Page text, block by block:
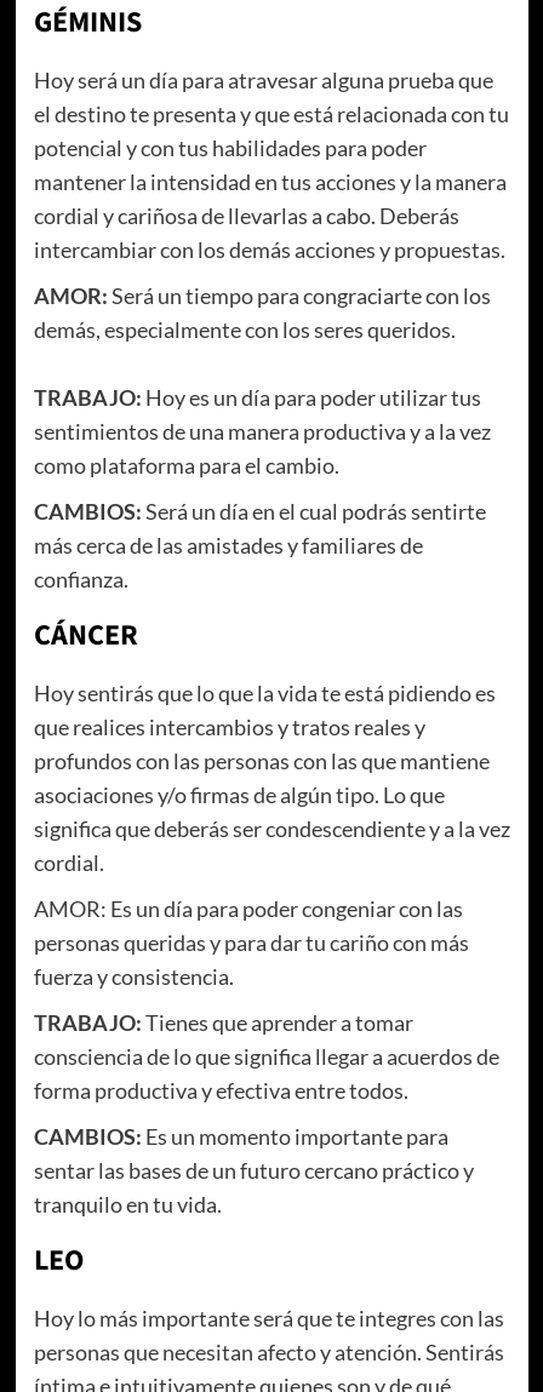
GÉMINIS
Hoy será un día para atravesar alguna prueba que
el destino te presenta y que está relacionada con tu
potencial y con tus habilidades para poder
mantener la intensidad en tus acciones y la manera
cordial y cariñosa de llevarlas a cabo. Deberás
intercambiar con los demás acciones y propuestas.
AMOR:Será un tiempo para congraciarte con los
demás, especialmente con los seres queridos.
TRABAJO: Hoy es un día para poder utilizar tus
sentimientos de una manera productiva y a la vez
como plataforma para el cambio.
CAMBIOS:Será un día en el cual podrás sentirte
más cerca de las amistades y familiares de
confianza.
CÁNCER
Hoy sentirás que lo que la vida te está pidiendo es
que realices intercambios y tratos reales y
profundos con las personas con las que mantiene
asociaciones y/o firmas de algún tipo. Lo que
significa que deberás ser condescendiente y a la vez
cordial.
AMOR: Es un día para poder congeniar con las
personas queridas y para dar tu cariño con más
fuerza y consistencia.
TRABAJO:Tienes que aprender a tomar
consciencia de lo que significa llegar a acuerdos de
forma productiva y efectiva entre todos.
CAMBIOS: Es un momento importante para
sentar las bases de un futuro cercano práctico y
tranquilo en tu vida.
LEO
Hoy lo más importante será que te integres con las
personas que necesitan afecto y atención. Sentirás
íntima e intuitivamente quienes son y de qué